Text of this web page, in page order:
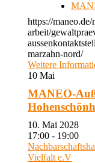
https://maneo.de/
arbeit/
marzahn-nord/
Weitere
10 Mai
MANEO-
10. Mai 2028
17:00 - 19:00
Vielfalt e.V